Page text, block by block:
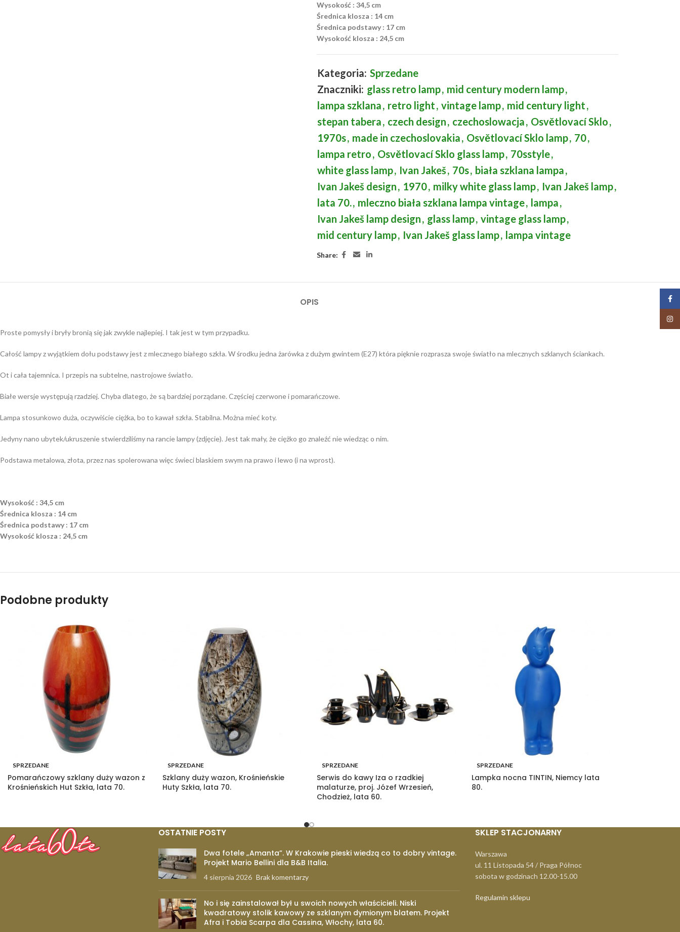
Wysokość : 34,5 cm
Średnica klosza : 14 cm
Średnica podstawy : 17 cm
Wysokość klosza : 24,5 cm
Kategoria: Sprzedane
Znaczniki: glass retro lamp, mid century modern lamp,
lampa szklana, retro light, vintage lamp, mid century light,
stepan tabera, czech design, czechoslowacja, Osvětlovací Sklo,
1970s, made in czechoslovakia, Osvětlovací Sklo lamp, 70,
lampa retro, Osvětlovací Sklo glass lamp, 70sstyle,
white glass lamp, Ivan Jakeš, 70s, biała szklana lampa,
Ivan Jakeš design, 1970, milky white glass lamp, Ivan Jakeš lamp,
lata 70., mleczno biała szklana lampa vintage, lampa,
Ivan Jakeš lamp design, glass lamp, vintage glass lamp,
mid century lamp, Ivan Jakeš glass lamp, lampa vintage
Share:
OPIS
Proste pomysły i bryły bronią się jak zwykle najlepiej. I tak jest w tym przypadku.
Całość lampy z wyjątkiem dołu podstawy jest z mlecznego białego szkła. W środku jedna żarówka z dużym gwintem (E27) która pięknie rozprasza swoje światło na mlecznych szklanych ściankach.
Ot i cała tajemnica. I przepis na subtelne, nastrojowe światło.
Białe wersje występują rzadziej. Chyba dlatego, że są bardziej porządane. Częściej czerwone i pomarańczowe.
Lampa stosunkowo duża, oczywiście ciężka, bo to kawał szkła. Stabilna. Można mieć koty.
Jedyny nano ubytek/ukruszenie stwierdziliśmy na rancie lampy (zdjęcie). Jest tak mały, że ciężko go znaleźć nie wiedząc o nim.
Podstawa metalowa, złota, przez nas spolerowana więc świeci blaskiem swym na prawo i lewo (i na wprost).
Wysokość : 34,5 cm
Średnica klosza : 14 cm
Średnica podstawy : 17 cm
Wysokość klosza : 24,5 cm
Podobne produkty
SPRZEDANE
Pomarańczowy szklany duży wazon z
Krośnieńskich Hut Szkła, lata 70.
SPRZEDANE
Szklany duży wazon, Krośnieńskie
Huty Szkła, lata 70.
SPRZEDANE
Serwis do kawy Iza o rzadkiej
malaturze, proj. Józef Wrzesień,
Chodzież, lata 60.
SPRZEDANE
Lampka nocna TINTIN, Niemcy lata
80.
OSTATNIE POSTY
Dwa fotele „Amanta”. W Krakowie pieski wiedzą co to dobry vintage.
Projekt Mario Bellini dla B&B Italia.
4 sierpnia 2026 Brak komentarzy
No i się zainstalował był u swoich nowych właścicieli. Niski
kwadratowy stolik kawowy ze szklanym dymionym blatem. Projekt
Afra i Tobia Scarpa dla Cassina, Włochy, lata 60.
SKLEP STACJONARNY
Warszawa
ul. 11 Listopada 54 / Praga Północ
sobota w godzinach 12.00-15.00
Regulamin sklepu